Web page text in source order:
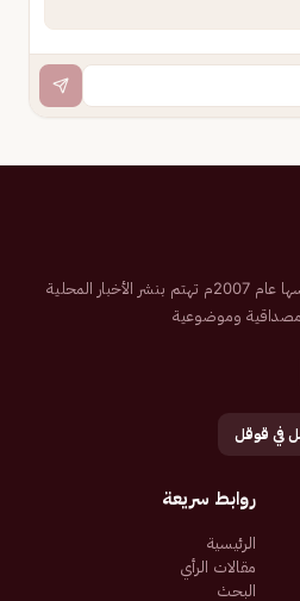
صحيفة إلكترونية سعودية تم تأسيسها عام 2007م تهتم بنشر الأخبار المحلية
وموضوعية
في قوقل
روابط سريعة
الرئيسية
مقالات الرأي
البحث